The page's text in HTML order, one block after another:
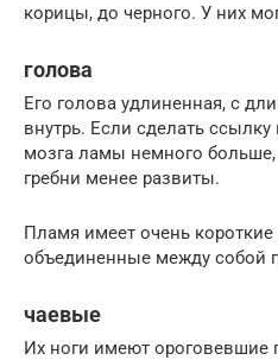
корицы, до черного. У них
голова
Его голова удлиненная, с
внутрь. Если сделать
мозга ламы немного
гребни менее развиты.
Пламя имеет очень
объединенные между собой
чаевые
Их ноги имеют